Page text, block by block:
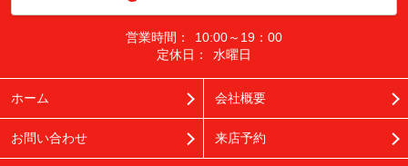
営業時間：
10:00～19：00
定休日：
水曜日
ホーム 会社概要
お問い合わせ 来店予約